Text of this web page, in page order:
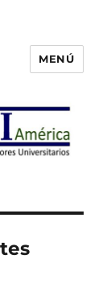
MENÚ